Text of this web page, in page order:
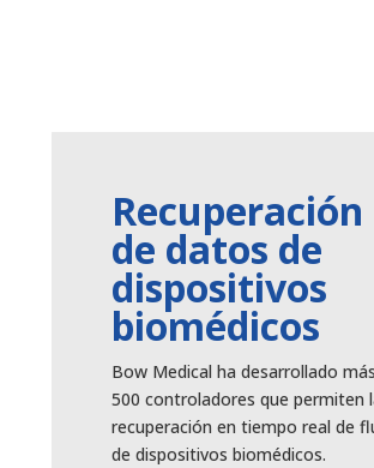
Recuperación
de datos de
dispositivos
biomédicos
Bow Medical ha desarrollado
500 controladores que permiten
recuperación en tiempo real de
de dispositivos biomédicos.